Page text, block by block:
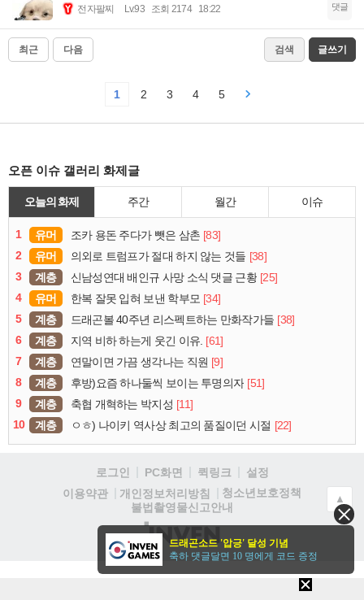
전자팔찌 Lv.93 조회 2174 18:22 댓글
최근 다음 검색 글쓰기
1 2 3 4 5
오픈 이슈 갤러리 화제글
오늘의 화제 주간 월간 이슈
1 유머 조카 용돈 주다가 뺏은 삼촌 [83]
2
유머 의외로 트럼프가 절대 하지 않는 것들 [38]
3
계층 신남성연대 배인규 사망 소식 댓글 근황 [25]
4
유머 한복 잘못 입혀 보낸 학부모 [34]
5
계층 드래곤볼 40주년 리스펙트하는 만화작가들 [38]
6
계층 지역 비하 하는게 웃긴 이유. [61]
7
계층 연말이면 가끔 생각나는 직원 [9]
8
계층 후방)요즘 하나둘씩 보이는 투명의자 [51]
9
계층 축협 개혁하는 박지성 [11]
10
계층 ㅇㅎ) 나이키 역사상 최고의 품질이던 시절 [22]
로그인 PC화면 퀵링크
설정
이용약관
개인정보처리방침
청소년보호정책
불법촬영물신고안내
(주)
인
벤
▲
드래곤소드 '압긍' 달성 기념
축하 댓글달면 10 명에게 코드 증정